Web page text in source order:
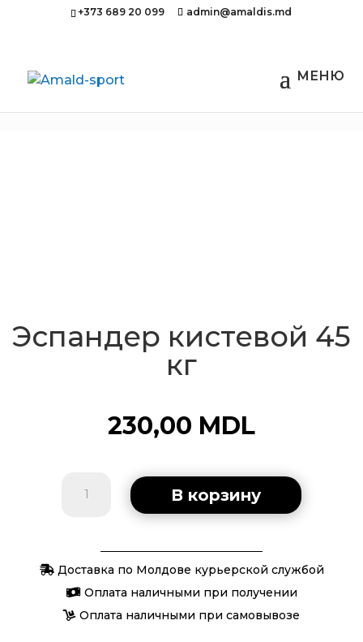
+373 689 20 099 admin@amaldis.md
Главная/Тяжелая атлетика
/ Эспандер
Эспандер кистевой 45
кг
230,00 MDL
Количество
кистевой
45
кг
В корзину
Доставка по Молдове курьерской службой
Оплата наличными при получении
Оплата наличными при самовывозе